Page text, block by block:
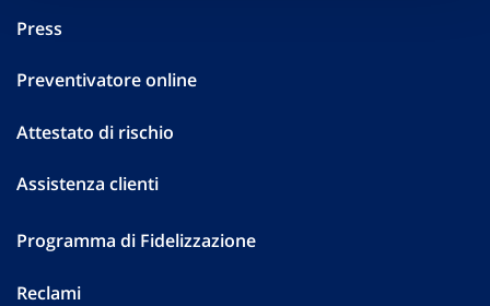
Press
Preventivatore online
Attestato di rischio
Assistenza clienti
Programma di Fidelizzazione
Reclami